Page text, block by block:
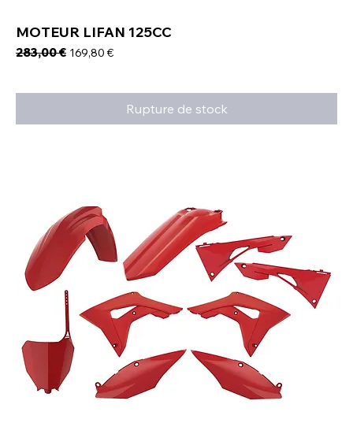
MOTEUR LIFAN 125CC
Prix original
283,00 € Prix promotionnel
169,80 €
Rupture de stock